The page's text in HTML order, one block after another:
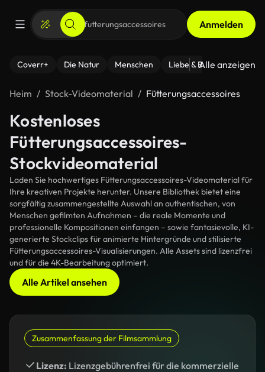
Anmelden
Coverr+ Die Natur Menschen Liebe & Beziehungen
Alle anzeigen
Heim Stock-Videomaterial Fütterungsaccessoires
Kostenloses
Fütterungsaccessoires-
Stockvideomaterial
Laden Sie hochwertiges Fütterungsaccessoires-Videomaterial für
Ihre kreativen Projekte herunter. Unsere Bibliothek bietet eine
sorgfältig zusammengestellte Auswahl an authentischen, von
Menschen gefilmten Aufnahmen – die reale Momente und
professionelle Kompositionen einfangen – sowie fantasievolle, KI-
generierte Stockclips für animierte Hintergründe und stilisierte
Fütterungsaccessoires-Visualisierungen. Alle Assets sind lizenzfrei
und für die 4K-Bearbeitung optimiert.
Alle Artikel ansehen
Zusammenfassung der Filmsammlung
Lizenz: Lizenzgebührenfrei für die kommerzielle